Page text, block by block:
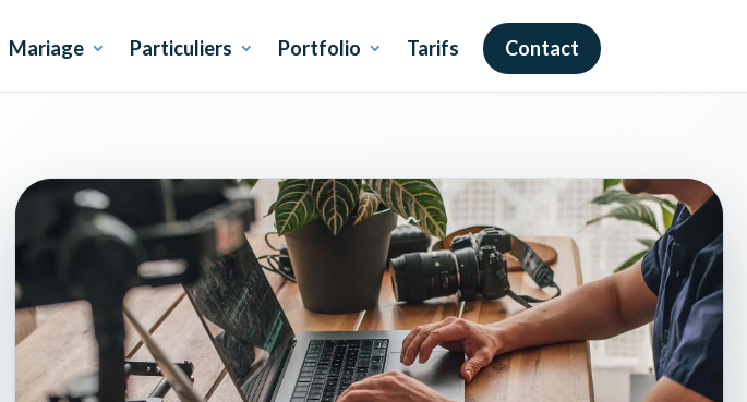
Mariage Particuliers Portfolio Tarifs Contact